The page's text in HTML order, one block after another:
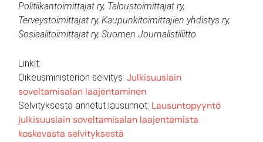
Politiikantoimittajat ry, Taloustoimittajat ry,
Terveystoimittajat ry, Kaupunkitoimittajien yhdistys ry,
Sosiaalitoimittajat ry, Suomen Journalistiliitto
Linkit:
Oikeusministeriön selvitys: Julkisuuslain
soveltamisalan laajentaminen
Selvityksestä annetut lausunnot: Lausuntopyyntö
julkisuuslain soveltamisalan laajentamista
koskevasta selvityksestä